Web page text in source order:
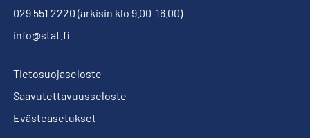
029 551 2220 (arkisin klo 9.00-16.00)
info@stat.fi
Tietosuojaseloste
Saavutettavuusseloste
Evästeasetukset